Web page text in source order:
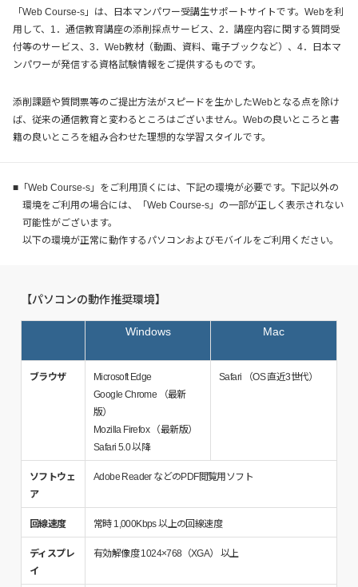
「Web Course-s」は、日本マンパワー受講生サポートサイトです。Webを利
用して、1．通信教育講座の添削採点サービス、2．講座内容に関する質問受
付等のサービス、3．Web教材（動画、資料、電子ブックなど）、4．日本マ
ンパワーが発信する資格試験情報をご提供するものです。
添削課題や質問票等のご提出方法がスピードを生かしたWebとなる点を除け
ば、従来の通信教育と変わるところはございません。Webの良いところと書
籍の良いところを組み合わせた理想的な学習スタイルです。
■「Web Course-s」をご利用頂くには、下記の環境が必要です。下記以外の
環境をご利用の場合には、「Web Course-s」の一部が正しく表示されない
可能性がございます。
以下の環境が正常に動作するパソコンおよびモバイルをご利用ください。
【パソコンの動作推奨環境】
Windows Mac
ブラウザ
Microsoft Edge
Google Chrome （最新
版）
Mozilla Firefox （最新版）
Safari 5.0 以降
Safari （OS 直近3世代）
ソフトウェ
ア
Adobe Reader などのPDF閲覧用ソフト
回線速度 常時 1,000Kbps 以上の回線速度
ディスプレ
イ
有効解像度 1024×768（XGA） 以上